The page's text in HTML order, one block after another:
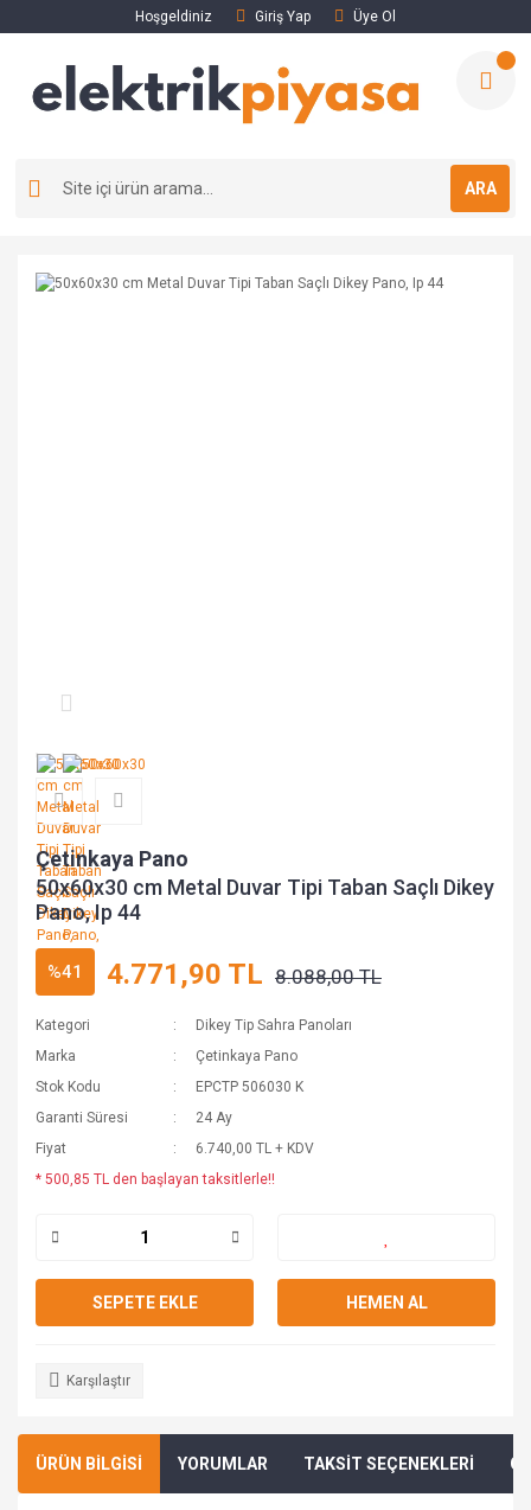
Hoşgeldiniz Giriş Yap Üye Ol
ARA
Çetinkaya Pano
50x60x30 cm Metal Duvar Tipi Taban Saçlı Dikey
Pano, Ip 44
%41 4.771,90 TL 8.088,00 TL
Kategori
Dikey Tip Sahra Panoları
Marka
Çetinkaya Pano
Stok Kodu
EPCTP 506030 K
Garanti Süresi
24 Ay
Fiyat
6.740,00 TL + KDV
* 500,85 TL den başlayan taksitlerle!!
SEPETE EKLE HEMEN AL
Karşılaştır
ÜRÜN BİLGİSİ YORUMLAR TAKSİT SEÇENEKLERİ